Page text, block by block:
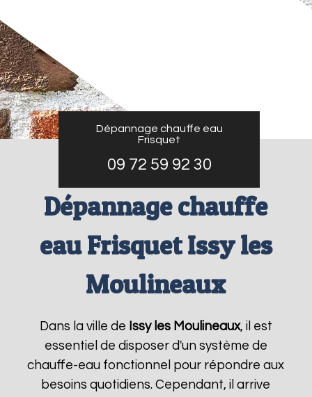
Dépannage chauffe eau
Frisquet
09 72 59 92 30
Dépannage chauffe
eau Frisquet Issy les
Moulineaux
Dans la ville de Issy les Moulineaux, il est
essentiel de disposer d'un système de
chauffe-eau fonctionnel pour répondre aux
besoins quotidiens. Cependant, il arrive